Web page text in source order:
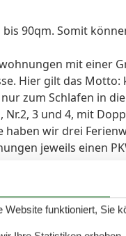
90qm. Somit
mit einer
Hier gilt das
zum Schlafen in
3 und 4, mit
haben wir drei
jeweils einen
funktioniert, Sie